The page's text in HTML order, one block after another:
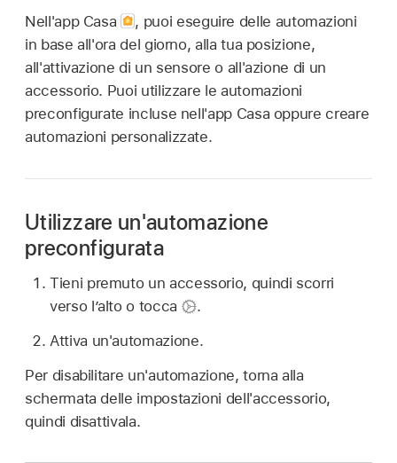
Nell'app Casa , puoi eseguire delle automazioni
in base all'ora del giorno, alla tua posizione,
all'attivazione di un sensore o all'azione di un
accessorio. Puoi utilizzare le automazioni
preconfigurate incluse nell'app Casa oppure creare
automazioni personalizzate.
Utilizzare un'automazione
preconfigurata
Tieni premuto un accessorio, quindi scorri
verso l’alto o tocca
.
Attiva un'automazione.
Per disabilitare un'automazione, torna alla
schermata delle impostazioni dell'accessorio,
quindi disattivala.